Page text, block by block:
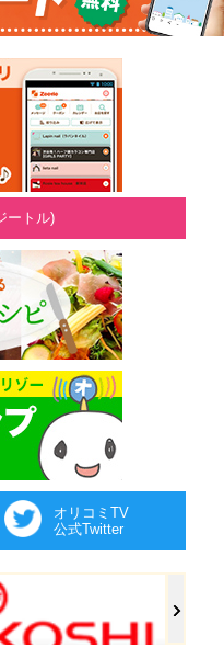
ートル)
オリコミTV
公式Twitter